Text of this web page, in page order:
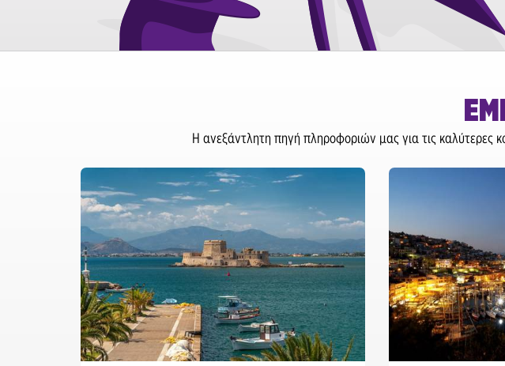
Η ανεξάντλητη πηγή πληροφοριών μας για τις καλύτερες